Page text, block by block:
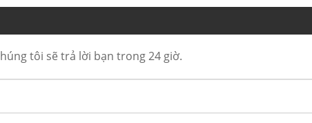
tôi sẽ trả lời bạn trong 24 giờ.